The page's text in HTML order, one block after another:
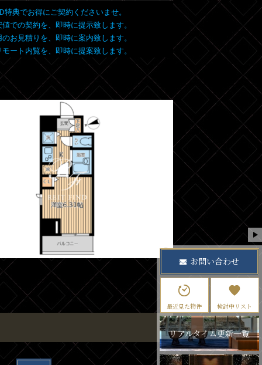
特典でお得にご契約くださいませ。
での契約を、即時に提示致します。
お見積りを、即時に案内致します。
ート内覧を、即時に提案致します。
お問い合わせ
最近見た物件 検討中リスト
リアルタイム更新一覧